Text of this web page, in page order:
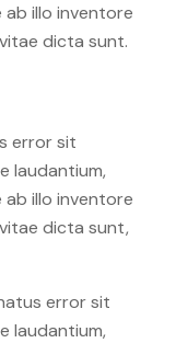
ab illo inventore
dicta sunt.
error sit
laudantium,
ab illo inventore
dicta sunt,
error sit
laudantium,